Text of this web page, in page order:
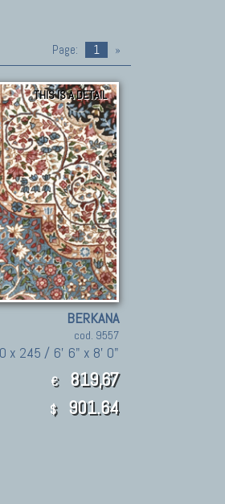
Page: 1 »
THIS IS A DETAIL
BERKANA
cod. 9557
x 245 / 6' 6" x 8' 0"
€ 819,67
$ 901.64